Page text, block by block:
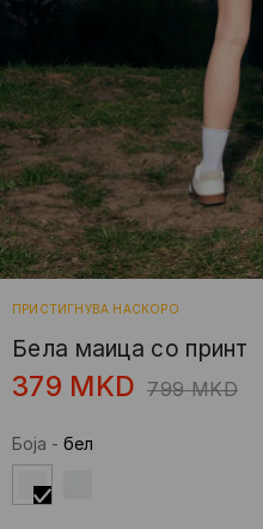
ПРИСТИГНУВА НАСКОРО
Белa маица со принт
379 MKD 799 MKD
Боја - бел